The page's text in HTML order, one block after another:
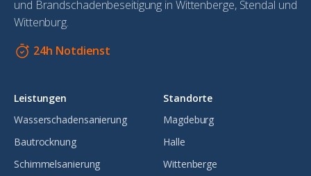
und Brandschadenbeseitigung in Wittenberge, Stendal und
Wittenburg.
24h Notdienst
Leistungen
Wasserschadensanierung
Bautrocknung
Schimmelsanierung
Standorte
Magdeburg
Halle
Wittenberge